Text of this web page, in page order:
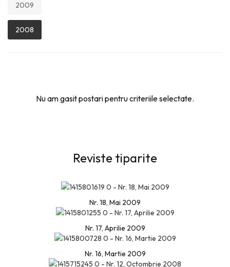
2009
2008
Nu am gasit postari pentru criteriile selectate.
Reviste tiparite
Nr. 18, Mai 2009
Nr. 17, Aprilie 2009
Nr. 16, Martie 2009